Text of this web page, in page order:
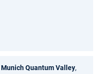
Munich Quantum Valley,